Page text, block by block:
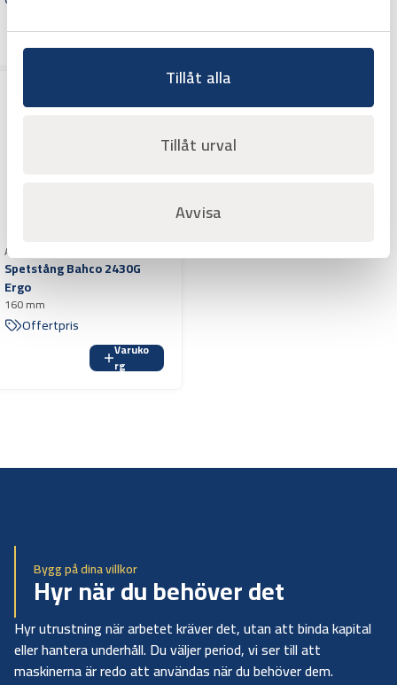
Tillåt alla
Tillåt urval
Avvisa
Varuko Varuko
Art.nr 2453717
Spetstång Bahco 2430G
Ergo
160 mm
Offertpris
Varuko
rg
Bygg på dina villkor
Hyr när du behöver det
Hyr utrustning när arbetet kräver det, utan att binda kapital
eller hantera underhåll. Du väljer period, vi ser till att
maskinerna är redo att användas när du behöver dem.